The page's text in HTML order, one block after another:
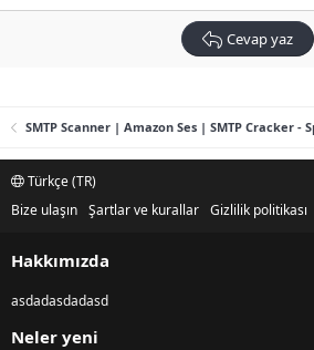
Cevap yaz
Türkçe (TR)
Bize ulaşın Şartlar ve kurallar Gizlilik politikası
Hakkımızda
asdadasdadasd
Neler yeni